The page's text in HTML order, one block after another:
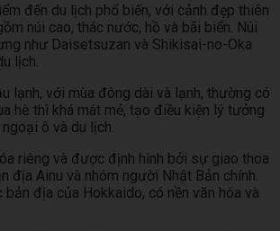
đến du lịch phổ biến, với cảnh đẹp thiên
núi cao, thác nước, hồ và bãi biển. Núi
như Daisetsuzan và Shikisai-no-Oka
lịch.
lạnh, với mùa đông dài và lạnh, thường có
hè thì khá mát mẻ, tạo điều kiện lý tưởng
ô và du lịch.
riêng và được định hình bởi sự giao thoa
địa Ainu và nhóm người Nhật Bản chính.
bản địa của Hokkaido, có nền văn hóa và